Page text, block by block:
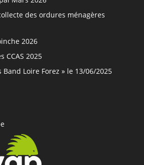
des ordures ménagères
2026
CCAS 2025
Band Loire Forez » le 13/06/2025